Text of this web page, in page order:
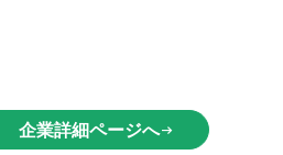
企業詳細ページへarrow_right_alt